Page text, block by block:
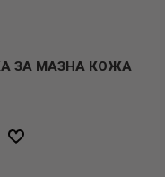
ЗА МАЗНА КОЖА
Добави